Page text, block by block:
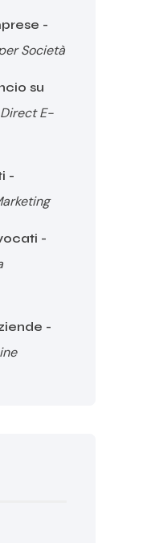
-
Società
su
Direct E-
-
-
-